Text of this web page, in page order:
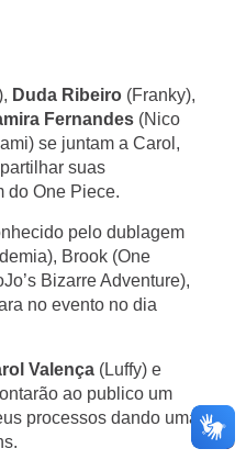
Duda Ribeiro
Fernandes (Nico
se juntam a Carol,
suas
do One Piece.
pelo dublagem
Brook (One
Bizarre Adventure),
no evento no dia
Valença
ao publico um
processos dando uma